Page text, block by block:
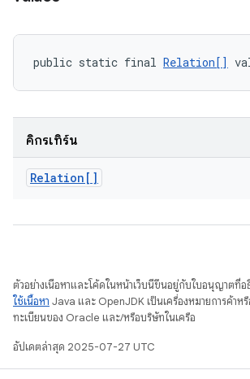
public static final Relation[]
คิกรีเทิร์น
Relation[]
ตัวอย่างเนื้อหาและโค้ดในหน้าเว็บนี้ขึ้นอยู่กับใบอนุญาตที่อ
ใช้เนื้อหา Java และ OpenJDK เป็นเครื่องหมายการค้าห
ทะเบียนของ Oracle และ/หรือบริษัทในเครือ
อัปเดตล่าสุด 2025-07-27 UTC